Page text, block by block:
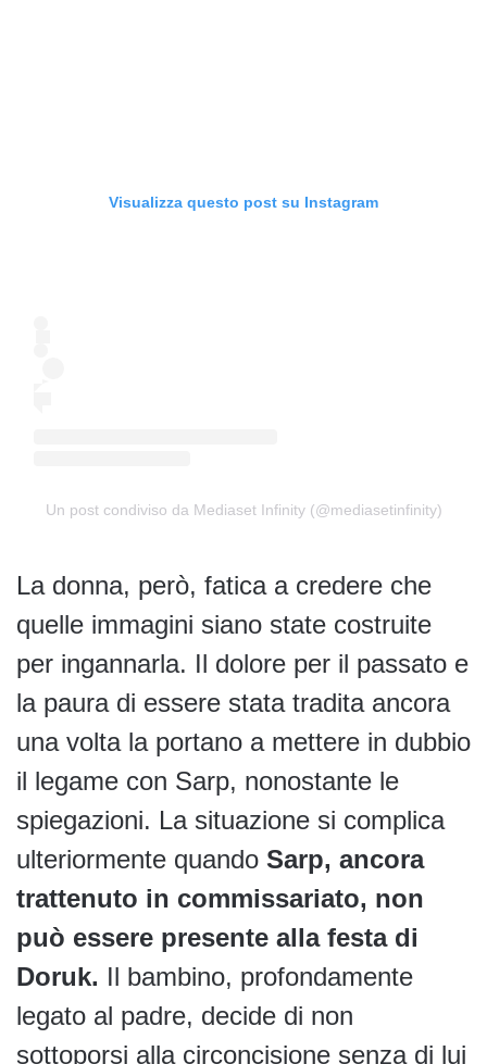
Visualizza questo post su Instagram
Un post condiviso da Mediaset Infinity (@mediasetinfinity)
La donna, però, fatica a credere che
quelle immagini siano state costruite
per ingannarla. Il dolore per il passato e
la paura di essere stata tradita ancora
una volta la portano a mettere in dubbio
il legame con Sarp, nonostante le
spiegazioni. La situazione si complica
ulteriormente quando Sarp, ancora
trattenuto in commissariato, non
può essere presente alla festa di
Doruk. Il bambino, profondamente
legato al padre, decide di non
sottoporsi alla circoncisione senza di lui